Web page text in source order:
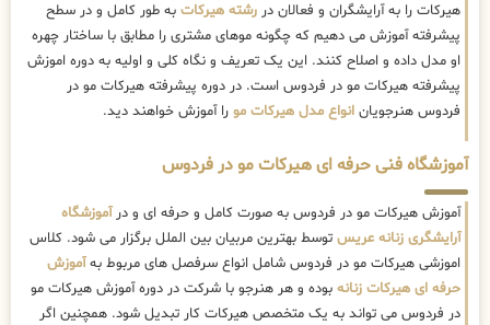
هیرکات را به آرایشگران و فعالان در رشته هیرکات به طور کامل و در سطح
پیشرفته آموزش می دهیم که چگونه موهای مشتری را مطابق با ساختار چهره
او مدل داده و اصلاح کنند. این یک تعریف و نگاه کلی و اولیه به دوره اموزش
پیشرفته هیرکات مو در فردوس است. در دوره پیشرفته هیرکات مو در
فردوس هنرجویان انواع مدل هیرکات مو را آموزش خواهند دید.
آموزشگاه فنی حرفه ای هیرکات مو در فردوس
آموزش هیرکات مو در فردوس به صورت کامل و حرفه ای و درآموزشگاه
آرایشگری زنانه عریس توسط بهترین مربیان بین الملل برگزار می شود. کلاس
اموزشی هیرکات مو در فردوس شامل انواع سرفصل های مربوط بهآموزش
حرفه ای هیرکات زنانه بوده و هر هنرجو با شرکت در دوره آموزش هیرکات مو
در فردوس می تواند به یک متخصص هیرکات کار تبدیل شود. همچنین اگر